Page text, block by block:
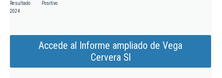
Resultado
2024
Positivo
Accede al Informe ampliado de Vega
Cervera Sl